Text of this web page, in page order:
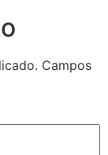
Campos